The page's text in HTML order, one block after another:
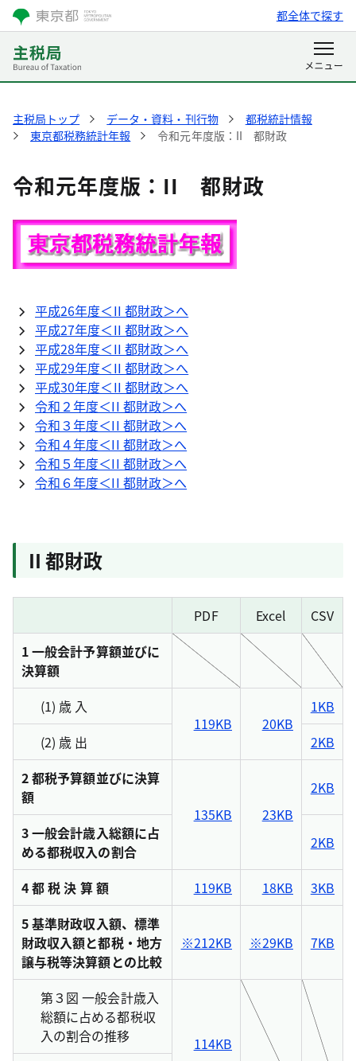
都全体で探す
主税局トップ データ・資料・刊行物
都税統計情報
東京都税務統計年報
令和元年度版：II 都財政
令和元年度版：II 都財政
平成26年度＜II 都財政＞へ
平成27年度＜II 都財政＞へ
平成28年度＜II 都財政＞へ
平成29年度＜II 都財政＞へ
平成30年度＜II 都財政＞へ
令和２年度＜II 都財政＞へ
令和３年度＜II 都財政＞へ
令和４年度＜II 都財政＞へ
令和５年度＜II 都財政＞へ
令和６年度＜II 都財政＞へ
II 都財政
PDF Excel
CSV
1 一般会計予算額並びに
決算額
(1) 歳 入
119KB
20KB
1KB
(2) 歳 出
2KB
2 都税予算額並びに決算
額
135KB
23KB
2KB
3 一般会計歳入総額に占
める都税収入の割合
2KB
4 都 税 決 算 額 119KB 18KB
3KB
5 基準財政収入額、標準
財政収入額と都税・地方
譲与税等決算額との比較
※212KB ※29KB 7KB
第３図 一般会計歳入
総額に占める都税収
入の割合の推移
114KB